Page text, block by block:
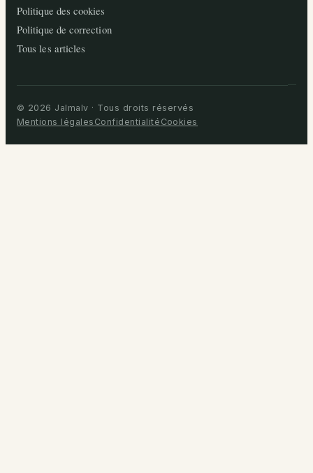
Politique des cookies
Politique de correction
Tous les articles
© 2026 Jalmalv · Tous droits réservés
Mentions légales Confidentialité Cookies